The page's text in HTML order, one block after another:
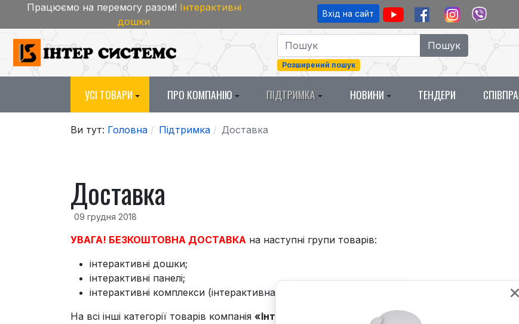
Працюємо на перемогу разом! Інтерактивні
дошки
Вхід на сайт
Розширений пошук
УСІ ТОВАРИ ПРО КОМПАНІЮ ПІДТРИМКА НОВИНИ ТЕНДЕРИ
Ви тут: Головна Підтримка Доставка
Доставка
09 грудня 2018
УВАГА! БЕЗКОШТОВНА ДОСТАВКА на наступні групи товарів:
інтерактивні дошки;
інтерактивні панелі;
інтерактивні комплекси (інтерактивна дошка+проектор+комп’ютер/проекційний
На всі інші категорії товарів компанія «Інтер Системс»
забезпечує наступні варіанти